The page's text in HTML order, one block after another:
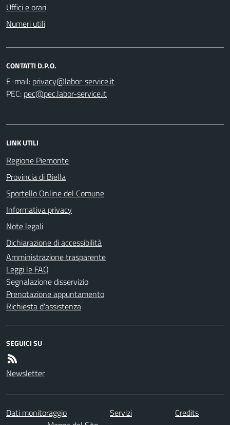
Uffici e orari
Numeri utili
CONTATTI D.P.O.
E-mail:
PEC:
LINK UTILI
Regione Piemonte
Provincia di Biella
Sportello Online del Comune
Informativa privacy
Note legali
Dichiarazione di accessibilità
Amministrazione trasparente
Leggi le FAQ
Segnalazione disservizio
Prenotazione appuntamento
Richiesta d'assistenza
SEGUICI SU
Newsletter
Dati monitoraggio Servizi
Credits